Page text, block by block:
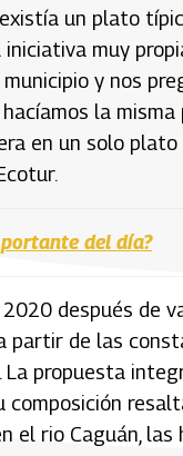
un plato
muy
y nos
hacíamos la
en un solo plato
del día?
después de
partir de las
propuesta
composición
el rio Caguán,